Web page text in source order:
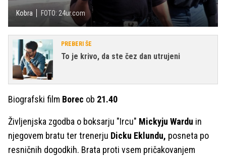
Kobra FOTO: 24ur.com
PREBERI ŠE
To je krivo, da ste čez dan utrujeni
Biografski film Borec ob 21.40
Življenjska zgodba o boksarju "Ircu" Mickyju Wardu in
njegovem bratu ter trenerju Dicku Eklundu, posneta po
resničnih dogodkih. Brata proti vsem pričakovanjem